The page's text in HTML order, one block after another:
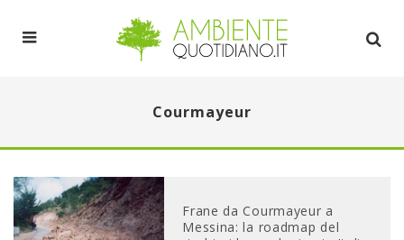
Courmayeur
Frane da Courmayeur a
Messina: la roadmap del